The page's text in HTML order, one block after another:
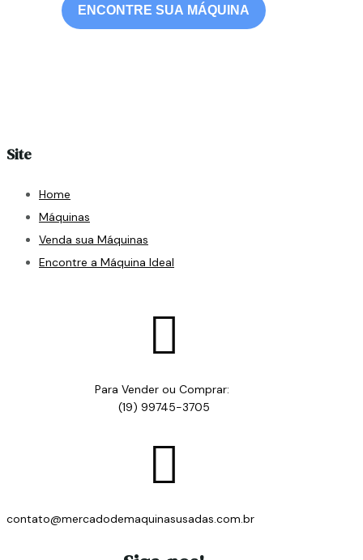
ENCONTRE SUA MÁQUINA
Site
Home
Máquinas
Venda sua Máquinas
Encontre a Máquina Ideal

Para Vender ou Comprar:
(19) 99745-3705

contato@mercadodemaquinasusadas.com.br